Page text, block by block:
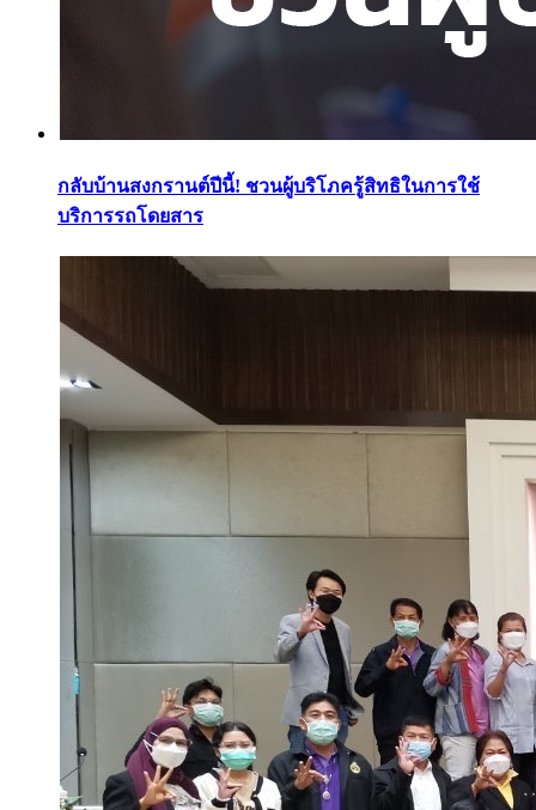
กลับบ้านสงกรานต์ปีนี้! ชวนผู้บริโภครู้สิทธิในการใช้
บริการรถโดยสาร